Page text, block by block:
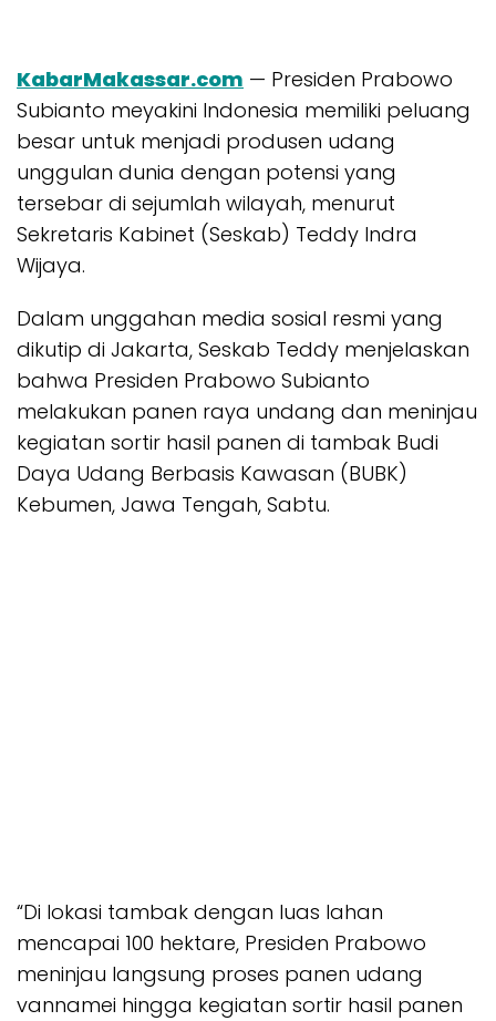
KabarMakassar.com — Presiden Prabowo
Subianto meyakini Indonesia memiliki peluang
besar untuk menjadi produsen udang
unggulan dunia dengan potensi yang
tersebar di sejumlah wilayah, menurut
Sekretaris Kabinet (Seskab) Teddy Indra
Wijaya.
Dalam unggahan media sosial resmi yang
dikutip di Jakarta, Seskab Teddy menjelaskan
bahwa Presiden Prabowo Subianto
melakukan panen raya undang dan meninjau
kegiatan sortir hasil panen di tambak Budi
Daya Udang Berbasis Kawasan (BUBK)
Kebumen, Jawa Tengah, Sabtu.
“Di lokasi tambak dengan luas lahan
mencapai 100 hektare, Presiden Prabowo
meninjau langsung proses panen udang
vannamei hingga kegiatan sortir hasil panen